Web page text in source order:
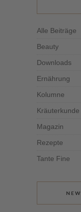
Alle Beiträge
Beauty
Downloads
Ernährung
Kolumne
Kräuterkunde
Magazin
Rezepte
Tante Fine